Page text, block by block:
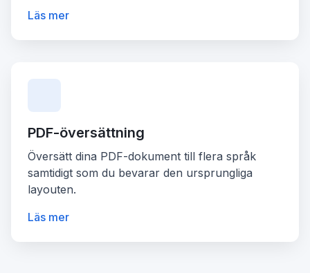
Läs mer
PDF-översättning
Översätt dina PDF-dokument till flera språk
samtidigt som du bevarar den ursprungliga
layouten.
Läs mer